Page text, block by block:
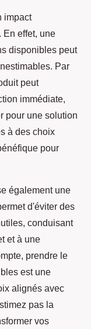
impact
En effet, une
disponibles peut
Par
peut
immédiate,
pour une solution
à des choix
pour
également une
d'éviter des
conduisant
et à une
prendre le
est une
alignés avec
pas la
vos